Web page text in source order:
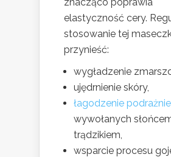
elastyczność cery.
stosowanie tej
przynieść:
wygładzenie
ujędrnienie skóry,
łagodzenie
wywołanych
trądzikiem,
wsparcie procesu